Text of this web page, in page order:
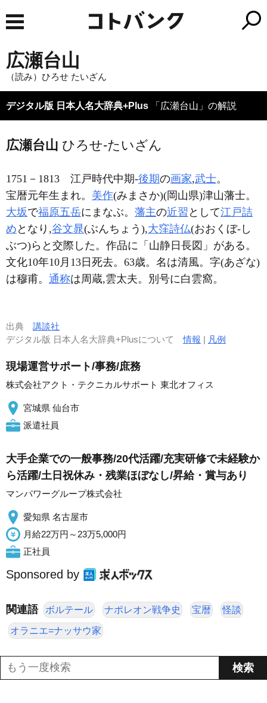
広瀬台山
（読み）ひろせ たいざん
デジタル版 日本人名大辞典+Plus 「広瀬台山」の解説
広瀬台山 ひろせ-たいざん
1751－1813 江戸時代中期-後期の画家,武士。
宝暦元年生まれ。 美作(みまさか)(岡山県)津山藩士。
大坂で福原五岳にまなぶ。 藩主の近習 として江戸詰
め となり,谷文晁(ぶんちょう),大窪詩仏(おおくぼ-し
ぶつ)らと交際した。作品に「山静日長図」がある。
文化10年10月13日死去。63歳。名は清風。字(あざな)
は穆甫。 通称は周蔵,雲太夫。別号に白雲窩。
出典 講談社
デジタル版 日本人名大辞典+Plusについて情報 | 凡例
現場運営サポート/事務/庶務
株式会社アクト・テクニカルサポート 東北オフィス
宮城県 仙台市
派遣社員
大手企業での一般事務/20代活躍/充実研修で未経験か
ら活躍/土日祝休み・残業ほぼなし/昇給・賞与あり
マンパワーグループ株式会社
愛知県 名古屋市
月給22万円～23万5,000円
正社員
Sponsored by
関連語 ボルテール ナポレオン戦争史 宝暦 怪談
オラニエ=ナッサウ家